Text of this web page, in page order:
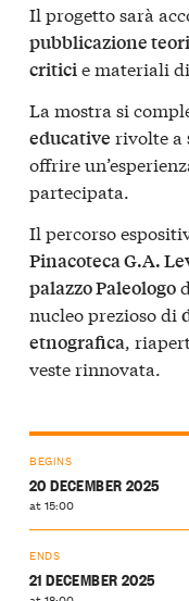
Il progetto sarà
pubblicazione
criticie materiali di
La mostra si
educative rivolte a
offrire
partecipata.
Il percorso
Pinacoteca G.A.
palazzo Paleologo
nucleo prezioso di
etnografica ,
veste rinnovata.
BEGINS
20 DECEMBER 2025
at 15:00
ENDS
21 DECEMBER 2025